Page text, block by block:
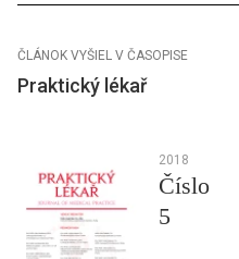
ČLÁNOK VYŠIEL V ČASOPISE
Praktický lékař
2018
Číslo
5